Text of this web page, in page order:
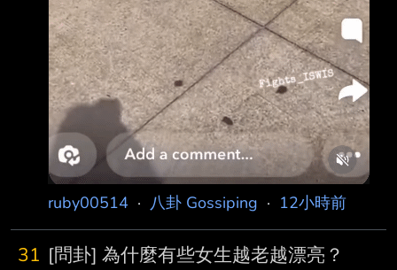
ruby00514 · 八卦 Gossiping · 12小時前
31 [問卦] 為什麼有些女生越老越漂亮？